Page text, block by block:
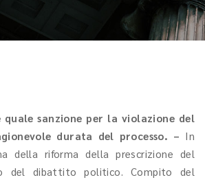
quale sanzione per la violazione del
durata del processo. – In
della riforma della prescrizione del
del dibattito politico. Compito del